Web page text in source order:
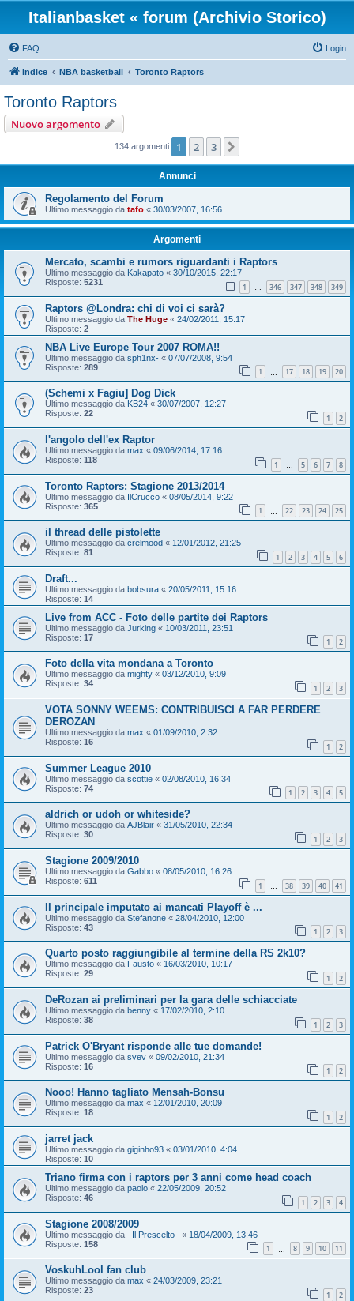
Italianbasket « forum (Archivio Storico)
FAQ Login
Indice NBA basketball Toronto Raptors
Toronto Raptors
Nuovo argomento
134 argomenti 1 2 3
Annunci
Regolamento del Forum
Ultimo messaggio da tafo « 30/03/2007, 16:56
Argomenti
Mercato, scambi e rumors riguardanti i Raptors
Ultimo messaggio da Kakapato « 30/10/2015, 22:17
Risposte: 5231 1 … 346 347 348 349
Raptors @Londra: chi di voi ci sarà?
Ultimo messaggio da The Huge « 24/02/2011, 15:17
Risposte: 2
NBA Live Europe Tour 2007 ROMA!!
Ultimo messaggio da sph1nx- « 07/07/2008, 9:54
Risposte: 289 1 17 18 19 20
(Schemi x Fagiu] Dog Dick
Ultimo messaggio da KB24 « 30/07/2007, 12:27
Risposte: 22 1 2
l'angolo dell'ex Raptor
Ultimo messaggio da max « 09/06/2014, 17:16
Risposte: 118 1 … 5 6 7 8
Toronto Raptors: Stagione 2013/2014
Ultimo messaggio da IlCrucco « 08/05/2014, 9:22
Risposte: 365 1 22 23 24 25
il thread delle pistolette
Ultimo messaggio da crelmood « 12/01/2012, 21:25
Risposte: 81 1 2 3 4 5 6
Draft...
Ultimo messaggio da bobsura « 20/05/2011, 15:16
Risposte: 14
Live from ACC - Foto delle partite dei Raptors
Ultimo messaggio da Jurking « 10/03/2011, 23:51
Risposte: 17 1 2
Foto della vita mondana a Toronto
Ultimo messaggio da mighty « 03/12/2010, 9:09
Risposte: 34 1 2 3
VOTA SONNY WEEMS: CONTRIBUISCI A FAR PERDERE
DEROZAN
Ultimo messaggio da max « 01/09/2010, 2:32
Risposte: 16 1 2
Summer League 2010
Ultimo messaggio da scottie « 02/08/2010, 16:34
Risposte: 74 1 2 3 4 5
aldrich or udoh or whiteside?
Ultimo messaggio da AJBlair « 31/05/2010, 22:34
Risposte: 30 1 2 3
Stagione 2009/2010
Ultimo messaggio da Gabbo « 08/05/2010, 16:26
Risposte: 611 1 … 38 39 40 41
Il principale imputato ai mancati Playoff è ...
Ultimo messaggio da Stefanone « 28/04/2010, 12:00
Risposte: 43 1 2 3
Quarto posto raggiungibile al termine della RS 2k10?
Ultimo messaggio da Fausto « 16/03/2010, 10:17
Risposte: 29 1 2
DeRozan ai preliminari per la gara delle schiacciate
Ultimo messaggio da benny « 17/02/2010, 2:10
Risposte: 38 1 2 3
Patrick O'Bryant risponde alle tue domande!
Ultimo messaggio da svev « 09/02/2010, 21:34
Risposte: 16 1 2
Nooo! Hanno tagliato Mensah-Bonsu
Ultimo messaggio da max « 12/01/2010, 20:09
Risposte: 18 1 2
jarret jack
Ultimo messaggio da giginho93 « 03/01/2010, 4:04
Risposte: 10
Triano firma con i raptors per 3 anni come head coach
Ultimo messaggio da paolo « 22/05/2009, 20:52
Risposte: 46 1 2 3 4
Stagione 2008/2009
Ultimo messaggio da _Il Prescelto_ « 18/04/2009, 13:46
Risposte: 158 1 8 9 10 11
VoskuhLool fan club
Ultimo messaggio da max « 24/03/2009, 23:21
Risposte: 23 1 2